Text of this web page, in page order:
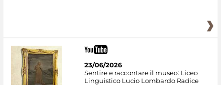
23/06/2026
Sentire e raccontare il museo: Liceo
Linguistico Lucio Lombardo Radice